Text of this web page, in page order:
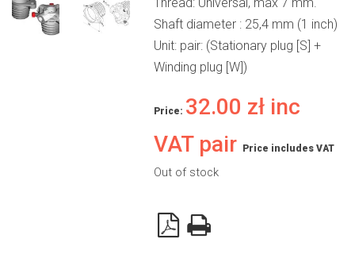
Shaft diameter : 25,4 mm (1 inch)
Unit: pair: (Stationary plug [S] +
Winding plug [W])
Price: 32.00 zł inc
VAT pair
Price includes VAT
Out of stock